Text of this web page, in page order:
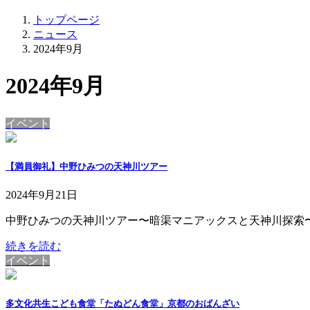
トップページ
ニュース
2024年9月
2024年9月
イベント
【満員御礼】中野ひみつの天神川ツアー
2024年9月21日
中野ひみつの天神川ツアー〜暗渠マニアックスと天神川探
続きを読む
イベント
多文化共生こども食堂「たぬどん食堂」京都のおばんざい